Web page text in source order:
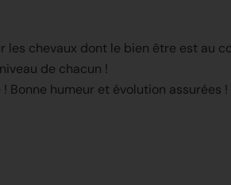
les chevaux dont le bien être est au
de chacun !
Bonne humeur et évolution assurées !